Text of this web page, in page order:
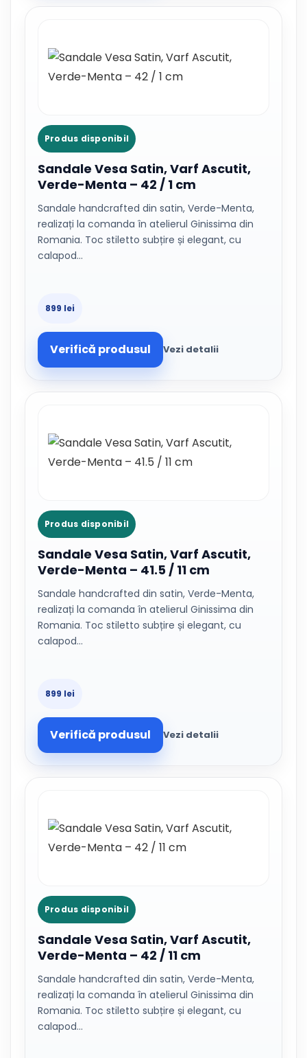
Produs disponibil
Sandale Vesa Satin, Varf Ascutit,
Verde-Menta – 42 / 1 cm
Sandale handcrafted din satin, Verde-Menta,
realizați la comanda în atelierul Ginissima din
Romania. Toc stiletto subțire și elegant, cu
calapod…
899 lei
Verifică produsul Vezi detalii
Produs disponibil
Sandale Vesa Satin, Varf Ascutit,
Verde-Menta – 41.5 / 11 cm
Sandale handcrafted din satin, Verde-Menta,
realizați la comanda în atelierul Ginissima din
Romania. Toc stiletto subțire și elegant, cu
calapod…
899 lei
Verifică produsul Vezi detalii
Produs disponibil
Sandale Vesa Satin, Varf Ascutit,
Verde-Menta – 42 / 11 cm
Sandale handcrafted din satin, Verde-Menta,
realizați la comanda în atelierul Ginissima din
Romania. Toc stiletto subțire și elegant, cu
calapod…